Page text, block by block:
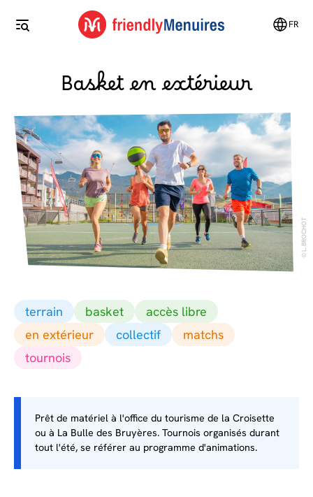
FR
Basket en extérieur
L. BROCHOT
terrain basket
accès libre
en extérieur
collectif
matchs
tournois
Prêt de matériel à l'office du tourisme de la Croisette
ou à La Bulle des Bruyères. Tournois organisés durant
tout l'été, se référer au programme d'animations.